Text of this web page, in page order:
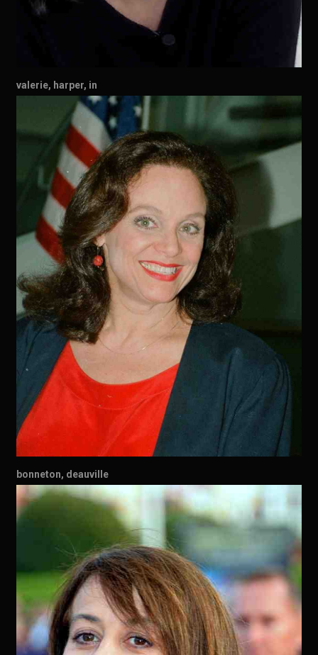
valerie, harper, in
bonneton, deauville